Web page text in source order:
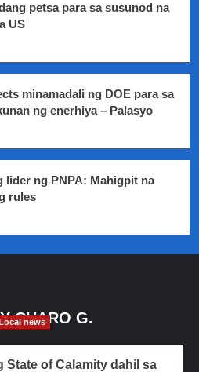
petsa para sa susunod na
US
minamadali ng DOE para sa
ng enerhiya – Palasyo
lider ng PNPA: Mahigpit na
rules
CHARO G.
news
State of Calamity dahil sa